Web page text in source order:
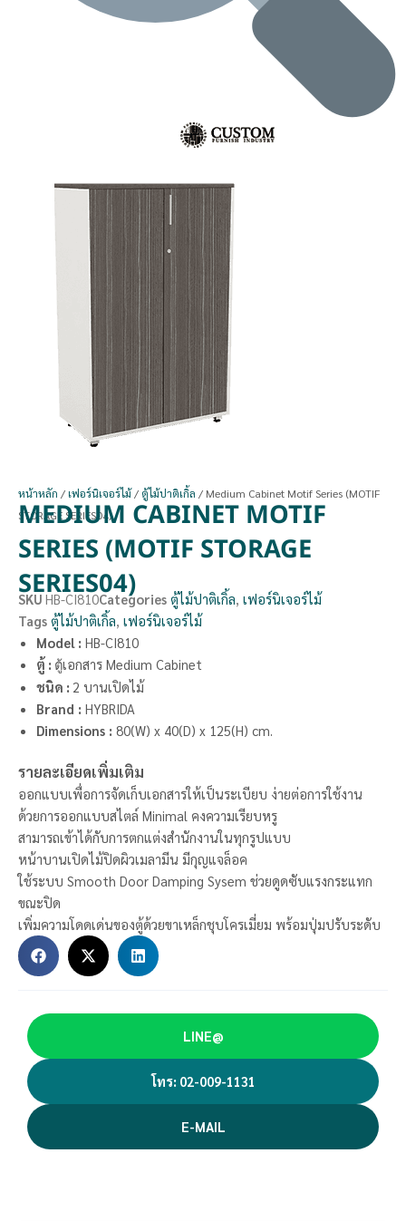
หน้าหลัก /เฟอร์นิเจอร์ไม้/ ตู้ไม้ปาติเกิ้ล / Medium Cabinet Motif Series (MOTIF
STORAGE SERIES04)
MEDIUM CABINET MOTIF
SERIES (MOTIF STORAGE
SERIES04)
SKU HB-CI810Categories ตู้ไม้ปาติเกิ้ล, เฟอร์นิเจอร์ไม้
Tags ตู้ไม้ปาติเกิ้ล, เฟอร์นิเจอร์ไม้
Model : HB-CI810
ตู้ : ตู้เอกสาร Medium Cabinet
ชนิด : 2 บานเปิดไม้
Brand : HYBRIDA
Dimensions : 80(W) x 40(D) x 125(H) cm.
รายละเอียดเพิ่มเติม
ออกแบบเพื่อการจัดเก็บเอกสารให้เป็นระเบียบ ง่ายต่อการใช้งาน
ด้วยการออกแบบสไตล์ Minimal คงความเรียบหรู
สามารถเข้าได้กับการตกแต่งสำนักงานในทุกรูปแบบ
หน้าบานเปิดไม้ปิดผิวเมลามีน มีกุญแจล็อค
ใช้ระบบ Smooth Door Damping Sysem ช่วยดูดซับแรงกระแทก
ขณะปิด
เพิ่มความโดดเด่นของตู้ด้วยขาเหล็กชุบโครเมี่ยม พร้อมปุ่มปรับระดับ
LINE@
โทร: 02-009-1131
E-MAIL